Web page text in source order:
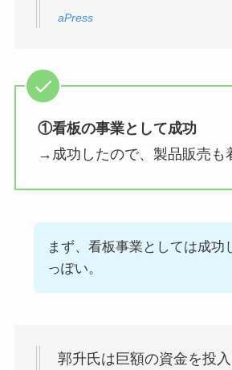
aPress
①看板の事業として成功
→成功したので、製品販売も
まず、看板事業としては成功
っぽい。
郭升氏は巨額の資金を投